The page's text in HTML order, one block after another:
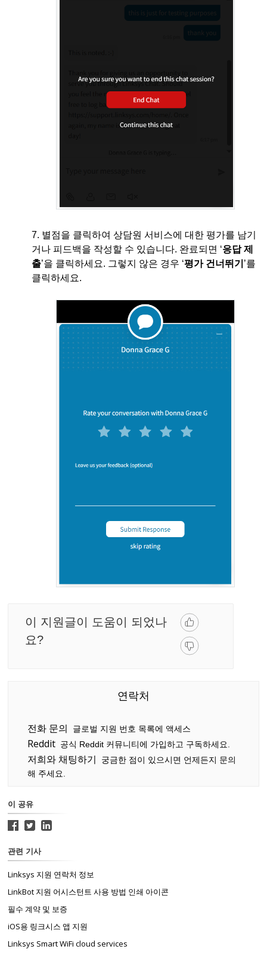
7. 별점을 클릭하여 상담원 서비스에 대한 평가를 남기
거나 피드백을 작성할 수 있습니다. 완료되면 ‘응답 제
출’을 클릭하세요. 그렇지 않은 경우 ‘평가 건너뛰기 ’를
클릭하세요.
이 지원글이 도움이 되었나
요?
연락처
전화 문의 글로벌 지원 번호 목록에 액세스
Reddit공식 Reddit 커뮤니티에 가입하고 구독하세요.
저희와 채팅하기
궁금한 점이 있으시면 언제든지 문의
해 주세요.
이 공유
관련 기사
Linksys 지원 연락처 정보
LinkBot 지원 어시스턴트 사용 방법 인쇄 아이콘
필수 계약 및 보증
iOS용 링크시스 앱 지원
Linksys Smart WiFi cloud services